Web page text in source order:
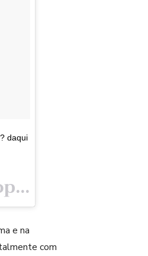
daqui
Uma publicação compartilhada por Sophia Abrahão (@sophiaabrahao) em
e na
com